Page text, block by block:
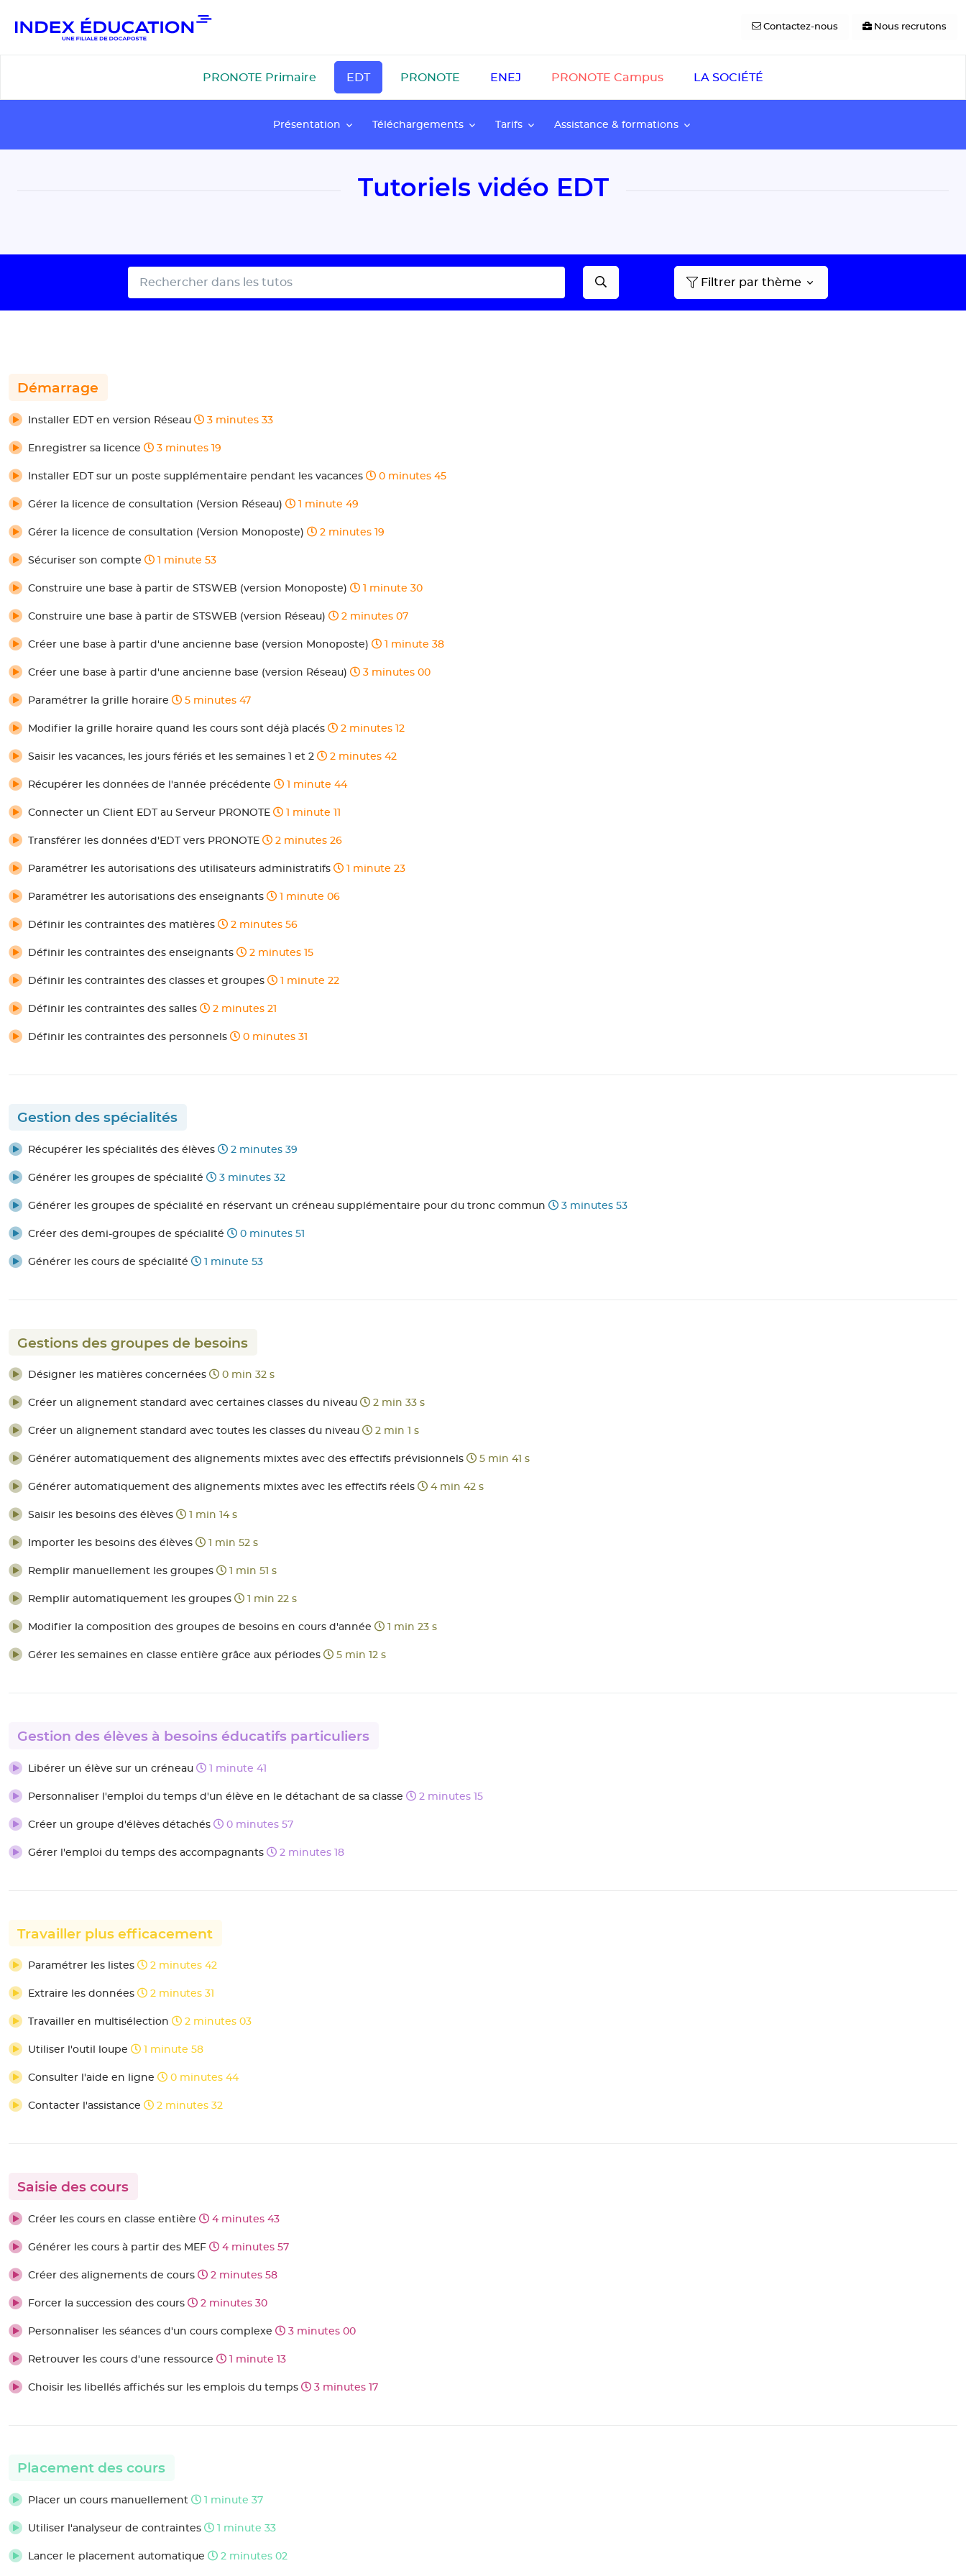
Contactez-nous Nous recrutons
PRONOTE Primaire EDT PRONOTE ENEJ PRONOTE Campus LA SOCIÉTÉ
Présentation Téléchargements Tarifs Assistance & formations
Tutoriels vidéo EDT
Filtrer par thème
Démarrage
Installer EDT en version Réseau 3 minutes 33
Enregistrer sa licence 3 minutes 19
Installer EDT sur un poste supplémentaire pendant les vacances 0 minutes 45
Gérer la licence de consultation (Version Réseau) 1 minute 49
Gérer la licence de consultation (Version Monoposte) 2 minutes 19
Sécuriser son compte 1 minute 53
Construire une base à partir de STSWEB (version Monoposte) 1 minute 30
Construire une base à partir de STSWEB (version Réseau) 2 minutes 07
Créer une base à partir d'une ancienne base (version Monoposte) 1 minute 38
Créer une base à partir d'une ancienne base (version Réseau) 3 minutes 00
Paramétrer la grille horaire 5 minutes 47
Modifier la grille horaire quand les cours sont déjà placés 2 minutes 12
Saisir les vacances, les jours fériés et les semaines 1 et 2 2 minutes 42
Récupérer les données de l'année précédente 1 minute 44
Connecter un Client EDT au Serveur PRONOTE 1 minute 11
Transférer les données d'EDT vers PRONOTE 2 minutes 26
Paramétrer les autorisations des utilisateurs administratifs 1 minute 23
Paramétrer les autorisations des enseignants 1 minute 06
Définir les contraintes des matières 2 minutes 56
Définir les contraintes des enseignants 2 minutes 15
Définir les contraintes des classes et groupes 1 minute 22
Définir les contraintes des salles 2 minutes 21
Définir les contraintes des personnels 0 minutes 31
Gestion des spécialités
Récupérer les spécialités des élèves 2 minutes 39
Générer les groupes de spécialité 3 minutes 32
Générer les groupes de spécialité en réservant un créneau supplémentaire pour du tronc commun 3 minutes 53
Créer des demi-groupes de spécialité 0 minutes 51
Générer les cours de spécialité 1 minute 53
Gestions des groupes de besoins
Désigner les matières concernées 0 min 32 s
Créer un alignement standard avec certaines classes du niveau 2 min 33 s
Créer un alignement standard avec toutes les classes du niveau 2 min 1 s
Générer automatiquement des alignements mixtes avec des effectifs prévisionnels 5 min 41 s
Générer automatiquement des alignements mixtes avec les effectifs réels 4 min 42 s
Saisir les besoins des élèves 1 min 14 s
Importer les besoins des élèves 1 min 52 s
Remplir manuellement les groupes 1 min 51 s
Remplir automatiquement les groupes 1 min 22 s
Modifier la composition des groupes de besoins en cours d'année 1 min 23 s
Gérer les semaines en classe entière grâce aux périodes 5 min 12 s
Gestion des élèves à besoins éducatifs particuliers
Libérer un élève sur un créneau 1 minute 41
Personnaliser l'emploi du temps d'un élève en le détachant de sa classe 2 minutes 15
Créer un groupe d'élèves détachés 0 minutes 57
Gérer l'emploi du temps des accompagnants 2 minutes 18
Travailler plus efficacement
Paramétrer les listes 2 minutes 42
Extraire les données 2 minutes 31
Travailler en multisélection 2 minutes 03
Utiliser l'outil loupe 1 minute 58
Consulter l'aide en ligne 0 minutes 44
Contacter l'assistance 2 minutes 32
Saisie des cours
Créer les cours en classe entière 4 minutes 43
Générer les cours à partir des MEF 4 minutes 57
Créer des alignements de cours 2 minutes 58
Forcer la succession des cours 2 minutes 30
Personnaliser les séances d'un cours complexe 3 minutes 00
Retrouver les cours d'une ressource 1 minute 13
Choisir les libellés affichés sur les emplois du temps 3 minutes 17
Placement des cours
Placer un cours manuellement 1 minute 37
Utiliser l'analyseur de contraintes 1 minute 33
Lancer le placement automatique 2 minutes 02